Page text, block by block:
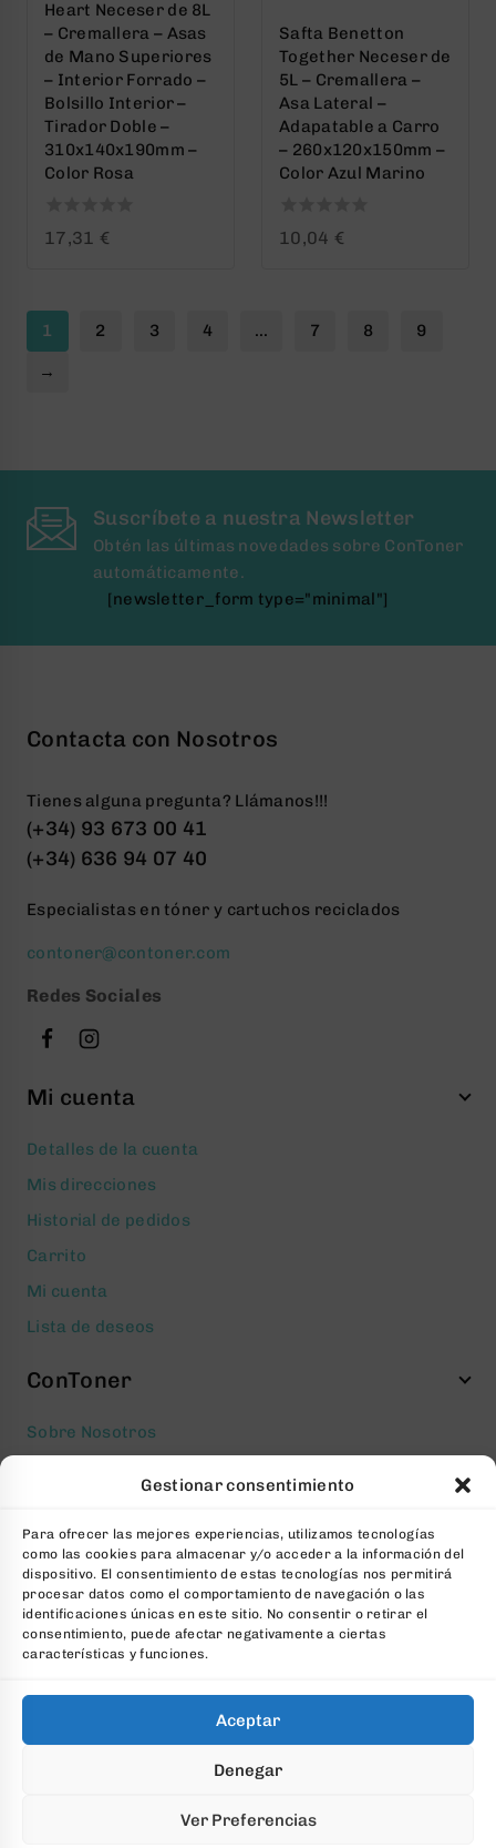
Gestionar consentimiento
Para ofrecer las mejores experiencias, utilizamos tecnologías
como las cookies para almacenar y/o acceder a la información del
dispositivo. El consentimiento de estas tecnologías nos permitirá
procesar datos como el comportamiento de navegación o las
identificaciones únicas en este sitio. No consentir o retirar el
consentimiento, puede afectar negativamente a ciertas
características y funciones.
Aceptar
Denegar
Ver Preferencias
Heart Neceser de 8L
– Cremallera – Asas
de Mano Superiores
– Interior Forrado –
Bolsillo Interior –
Tirador Doble –
310x140x190mm –
Color Rosa
017,31 €
Safta Benetton
Together Neceser de
5L – Cremallera –
Asa Lateral –
Adapatable a Carro
– 260x120x150mm –
Color Azul Marino
010,04 €
1 2 3 4 … 7 8 9
→
Suscríbete a nuestra Newsletter
Obtén las últimas novedades sobre ConToner
automáticamente.
[newsletter_form type="minimal"]
Contacta con Nosotros
Tienes alguna pregunta? Llámanos!!!
(+34) 93 673 00 41
(+34) 636 94 07 40
Especialistas en tóner y cartuchos reciclados
contoner@contoner.com
Redes Sociales
Mi cuenta
Detalles de la cuenta
Mis direcciones
Historial de pedidos
Carrito
Mi cuenta
Lista de deseos
ConToner
Sobre Nosotros
Política de cookies
Condiciones generales Contratación
Contacto
FAQs
Software